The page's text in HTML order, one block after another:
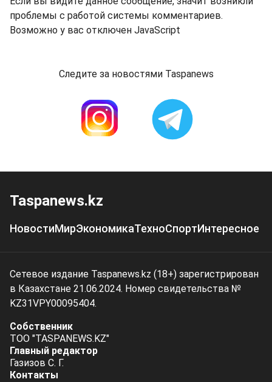
проблемы с работой системы комментариев.
Возможно у вас отключен JavaScript
Следите за новостями Taspanews
Taspanews.kz
НовостиМирЭкономикаТехноСпортИнтересное
Сетевое издание Taspanews.kz (18+) зарегистрирован
в Казахстане 21.06.2024. Номер свидетельства №
KZ31VPY00095404.
Собственник
ТОО "TASPANEWS.KZ"
Главный редактор
Газизов С. Г.
Контакты